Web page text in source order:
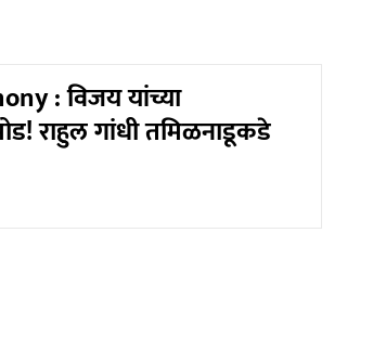
: विजय यांच्या
राहुल गांधी तमिळनाडूकडे